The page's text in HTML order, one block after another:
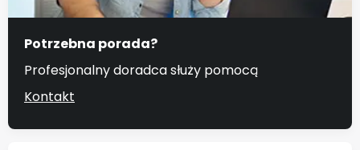
Potrzebna porada?
Profesjonalny doradca służy pomocą
Kontakt